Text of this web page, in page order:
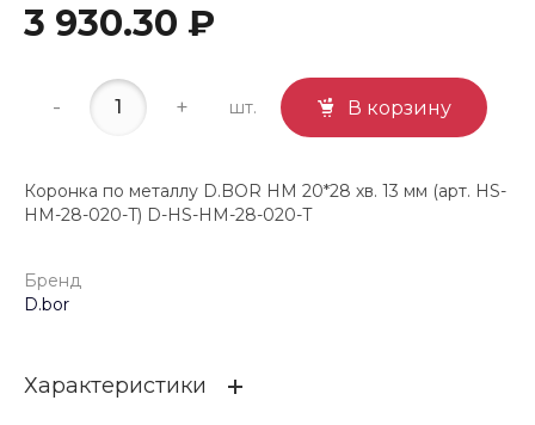
3 930.30 ₽
- + шт. В корзину
Коронка по металлу D.BOR HM 20*28 хв. 13 мм (арт. HS-
HM-28-020-T) D-HS-HM-28-020-T
Бренд
D.bor
Характеристики